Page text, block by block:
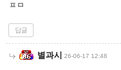
ㅍㅁ
답글
별과시 26-06-17 12:48